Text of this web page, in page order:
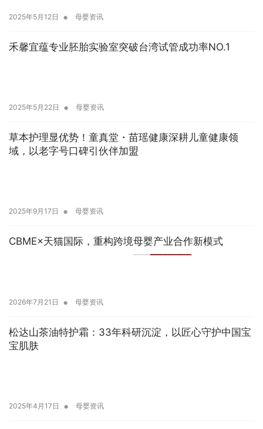
2025年5月12日 • 母婴资讯
禾馨宜蕴专业胚胎实验室突破台湾试管成功率NO.1
2025年5月22日 • 母婴资讯
草本护理显优势！童真堂・苗瑶健康深耕儿童健康领
域，以老字号口碑引伙伴加盟
2025年9月17日 • 母婴资讯
CBME×天猫国际，重构跨境母婴产业合作新模式
2026年7月21日 • 母婴资讯
松达山茶油特护霜：33年科研沉淀，以匠心守护中国宝
宝肌肤
2025年4月17日 • 母婴资讯